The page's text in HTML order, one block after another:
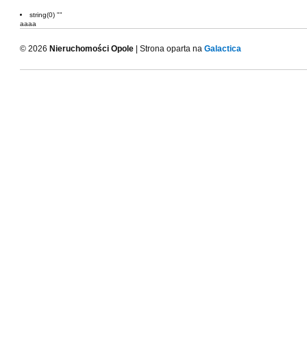
string(0) ""
aaaa
© 2026 Nieruchomości Opole | Strona oparta na Galactica